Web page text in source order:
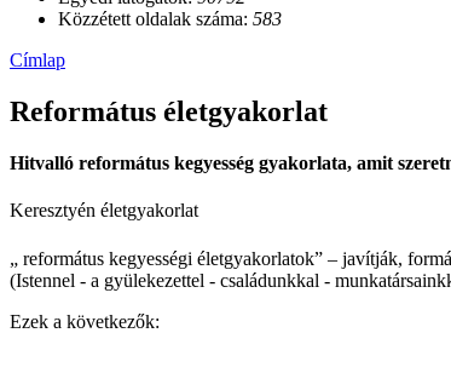
Közzétett oldalak száma: 583
Címlap
Református életgyakorlat
Hitvalló református kegyesség gyakorlata, amit
Keresztyén életgyakorlat
„ református kegyességi életgyakorlatok” – javítják,
(Istennel - a gyülekezettel - családunkkal -
Ezek a következők: